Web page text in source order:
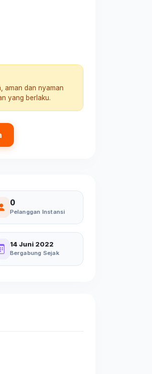
aman dan nyaman
yang berlaku.
0
Pelanggan Instansi
14 Juni 2022
Bergabung Sejak